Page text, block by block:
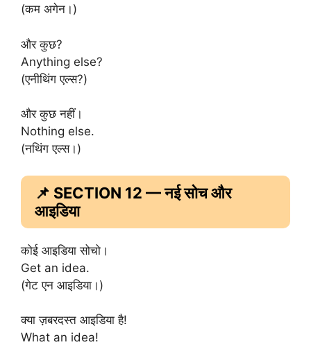
(कम अगेन।)
और कुछ?
Anything else?
(एनीथिंग एल्स?)
और कुछ नहीं।
Nothing else.
(नथिंग एल्स।)
📌 SECTION 12 — नई सोच और
आइडिया
कोई आइडिया सोचो।
Get an idea.
(गेट एन आइडिया।)
क्या ज़बरदस्त आइडिया है!
What an idea!